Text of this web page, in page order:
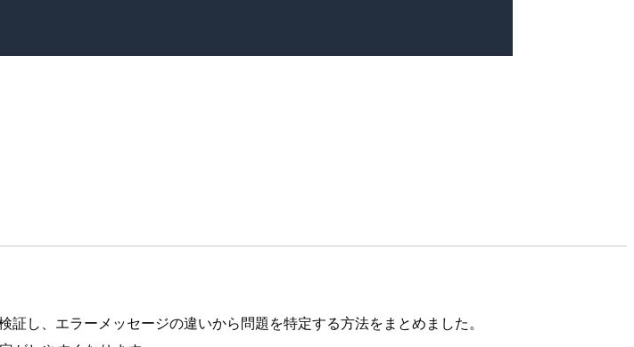
し、エラーメッセージの違いから問題を特定する方法をまとめました。